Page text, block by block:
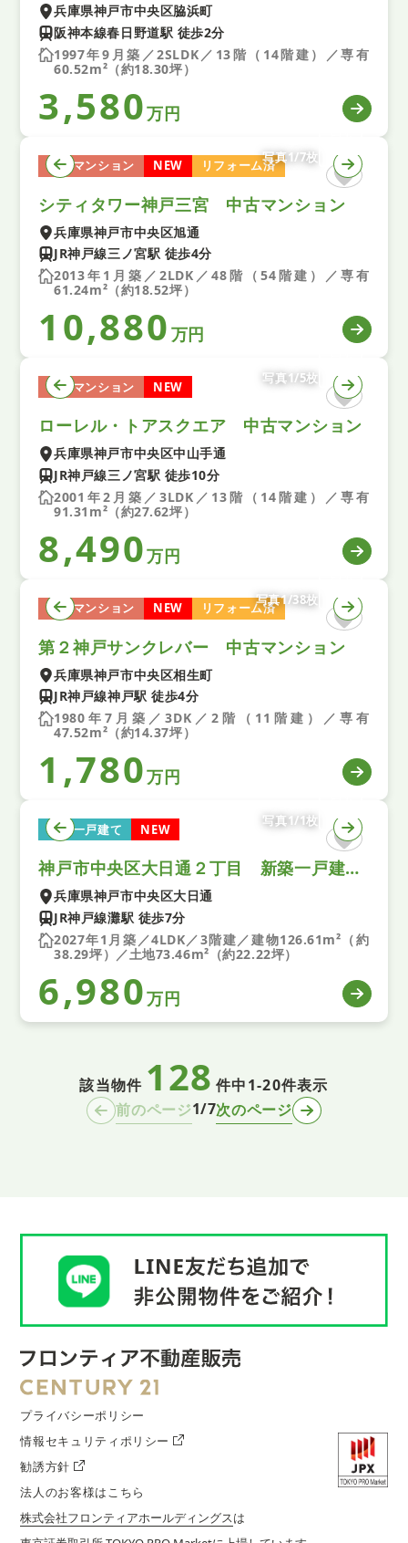
兵庫県神戸市中央区脇浜町
阪神本線春日野道駅 徒歩2分
1997年9月築／2SLDK／13階（14階建）／専有
60.52m²（約18.30坪）
3,580万円
中古マンション NEW リフォーム済
写真1/7枚
シティタワー神戸三宮 中古マンション
兵庫県神戸市中央区旭通
JR神戸線三ノ宮駅 徒歩4分
2013年1月築／2LDK／48階（54階建）／専有
61.24m²（約18.52坪）
10,880 万円
中古マンション NEW
写真1/5枚
ローレル・トアスクエア 中古マンション
兵庫県神戸市中央区中山手通
JR神戸線三ノ宮駅 徒歩10分
2001年2月築／3LDK／13階（14階建）／専有
91.31m²（約27.62坪）
8,490万円
中古マンション NEW リフォーム済
写真1/38枚
第２神戸サンクレバー 中古マンション
兵庫県神戸市中央区相生町
JR神戸線神戸駅 徒歩4分
1980年7月築／3DK／2階（11階建）／専有
47.52m²（約14.37坪）
1,780万円
新築一戸建て NEW
写真1/1枚
神戸市中央区大日通２丁目 新築一戸建て １号棟
兵庫県神戸市中央区大日通
JR神戸線灘駅 徒歩7分
2027年1月築／4LDK／3階建／建物126.61m²（約
38.29坪）／土地73.46m²（約22.22坪）
6,980万円
該当物件 128 件中1-20件表示
前のページ1/7次のページ
プライバシーポリシー
情報セキュリティポリシー
勧誘方針
法人のお客様はこちら
株式会社フロンティアホールディングスは